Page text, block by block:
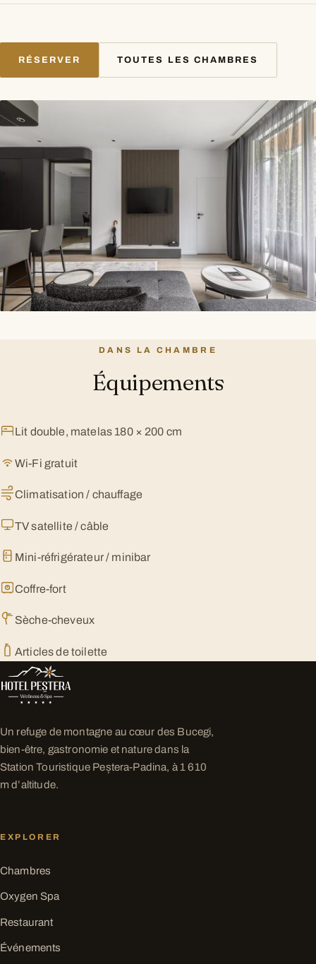
RÉSERVER TOUTES LES CHAMBRES
DANS LA CHAMBRE
Équipements
Lit double, matelas 180 × 200 cm
Wi-Fi gratuit
Climatisation / chauffage
TV satellite / câble
Mini-réfrigérateur / minibar
Coffre-fort
Sèche-cheveux
Articles de toilette
Un refuge de montagne au cœur des Bucegi,
bien-être, gastronomie et nature dans la
Station Touristique Peștera-Padina, à 1 610
m d’altitude.
EXPLORER
Chambres
Oxygen Spa
Restaurant
Événements